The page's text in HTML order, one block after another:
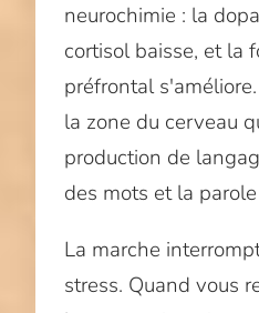
neurochimie : la
cortisol baisse, et la
préfrontal
la zone du cerveau
production de
des mots et la
La marche
stress. Quand vous